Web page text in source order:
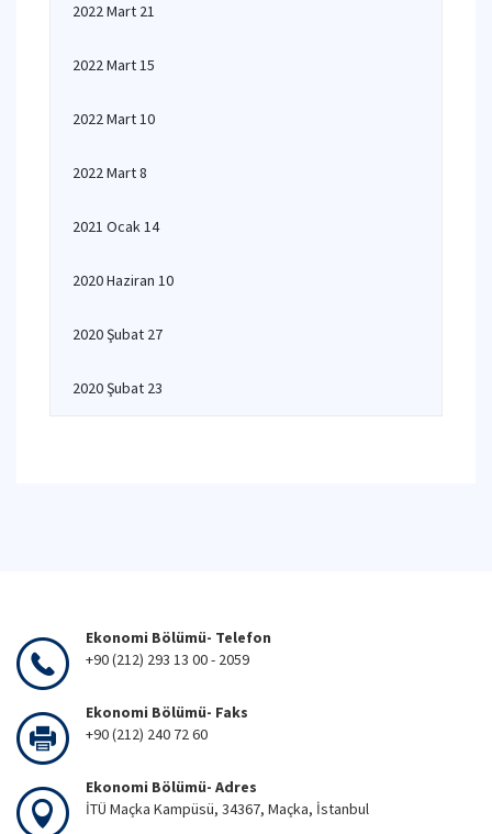
2022 Mart 21
2022 Mart 15
2022 Mart 10
2022 Mart 8
2021 Ocak 14
2020 Haziran 10
2020 Şubat 27
2020 Şubat 23
Ekonomi Bölümü- Telefon
+90 (212) 293 13 00 - 2059
Ekonomi Bölümü- Faks
+90 (212) 240 72 60
Ekonomi Bölümü- Adres
İTÜ Maçka Kampüsü, 34367, Maçka, İstanbul